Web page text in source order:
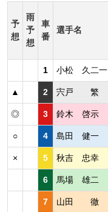
予
想
雨
予
想
車
番
選手名
1 小松 久二一
▲ 2 宍戸 繁
◎ 3 鈴木 啓示
○ 4 島田 健一
× 5 秋吉 忠幸
6 馬場 雄二
7 山田 徹